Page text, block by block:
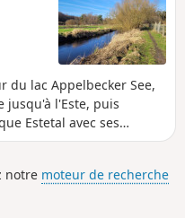
du lac Appelbecker See,
jusqu'à l'Este, puis
Estetal avec ses
Le retour se fait par
notre moteur de recherche